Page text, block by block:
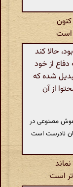
است
حالا کند
از خود
شده که
از آن
مصنوعی در
نادرست است
است